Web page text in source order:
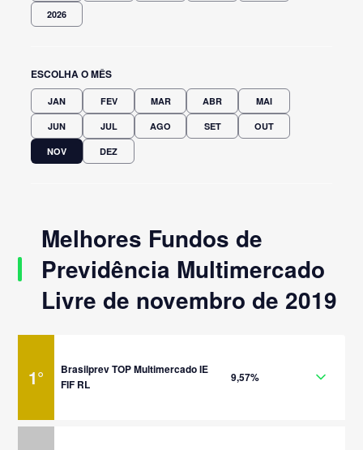
2026
ESCOLHA O MÊS
JAN FEV MAR ABR MAI
JUN JUL AGO SET OUT
NOV DEZ
Melhores Fundos de
Previdência Multimercado
Livre de novembro de 2019
1°
Brasilprev TOP Multimercado IE
FIF RL
9,57%